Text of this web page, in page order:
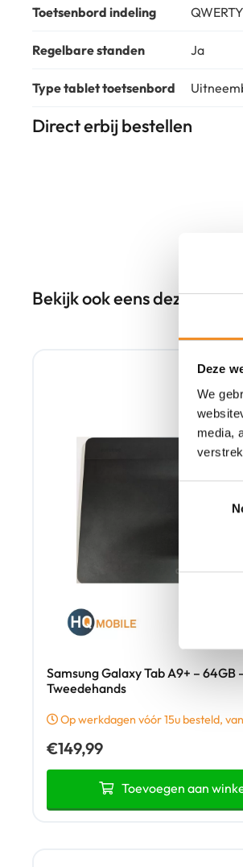
Deze
We
media,
Toetsenbord indeling QWERTY
Regelbare standen Ja
Type tablet toetsenbord
Direct erbij bestellen
Bekijk ook eens deze
Samsung Galaxy Tab A9+ – 64GB
Tweedehands
Op werkdagen vóór 15u besteld,
€149,99
Toevoegen aan